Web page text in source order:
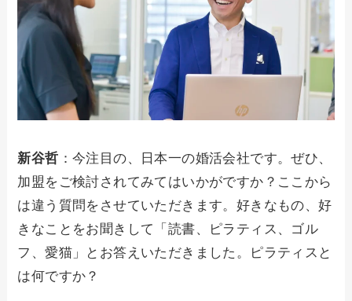
新谷哲 ：今注目の、日本一の婚活会社です。ぜひ、
加盟をご検討されてみてはいかがですか？ここから
は違う質問をさせていただきます。好きなもの、好
きなことをお聞きして「読書、ピラティス、ゴル
フ、愛猫」とお答えいただきました。ピラティスと
は何ですか？